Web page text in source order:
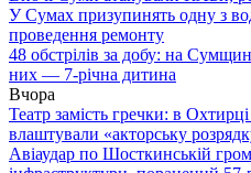
У Сумах призупинять одну з
проведення ремонту
48 обстрілів за добу: на
них — 7-річна дитина
Вчора
Театр замість гречки: в
влаштували «акторську
Авіаудар по Шосткинській